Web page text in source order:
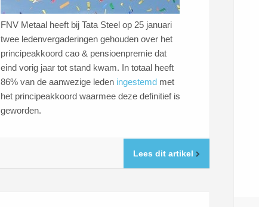
FNV Metaal heeft bij Tata Steel op 25 januari
twee ledenvergaderingen gehouden over het
principeakkoord cao & pensioenpremie dat
eind vorig jaar tot stand kwam. In totaal heeft
86% van de aanwezige leden ingestemd met
het principeakkoord waarmee deze definitief is
geworden.
Lees dit artikel